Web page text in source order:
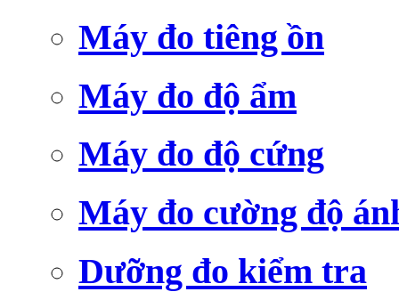
Máy đo tiêng ồn
Máy đo độ ẩm
Máy đo độ cứng
Máy đo cường độ
Dưỡng đo kiểm tra